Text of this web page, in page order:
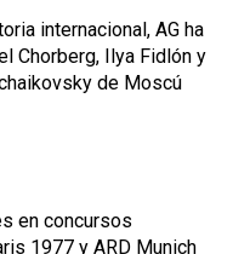
internacional, AG ha
Chorberg, Ilya Fidlón y
de Moscú
en concursos
1977 y ARD Munich